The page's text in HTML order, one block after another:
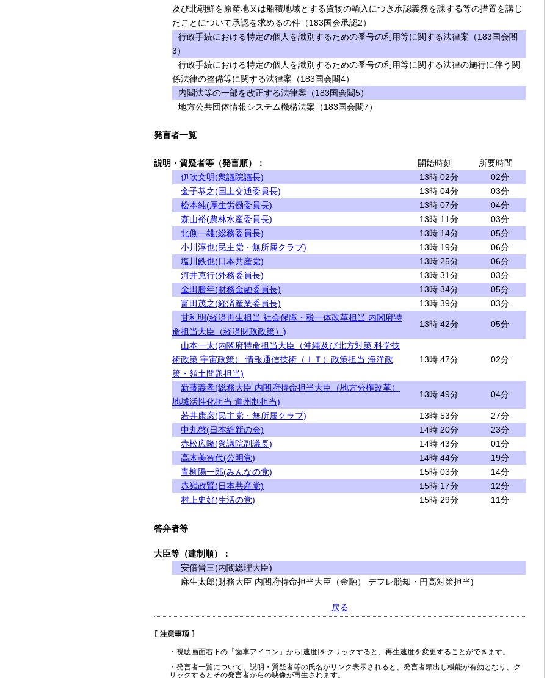
及び北朝鮮を原産地又は船積地域とする貨物の輸入につき承認義務を課する等の措置を講じ
たことについて承認を求めるの件（183国会承認2）
行政手続における特定の個人を識別するための番号の利用等に関する法律案（183国会閣
3）
行政手続における特定の個人を識別するための番号の利用等に関する法律の施行に伴う関
係法律の整備等に関する法律案（183国会閣4）
内閣法等の一部を改正する法律案（183国会閣5）
地方公共団体情報システム機構法案（183国会閣7）
発言者一覧
説明・質疑者等（発言順）： 開始時刻
所要時間
伊吹文明(衆議院議長)
13時 02分
02分
金子恭之(国土交通委員長)
13時 04分
03分
松本純(厚生労働委員長)
13時 07分
04分
森山裕(農林水産委員長)
13時 11分
03分
北側一雄(総務委員長)
13時 14分
05分
小川淳也(民主党・無所属クラブ)
13時 19分
06分
塩川鉄也(日本共産党)
13時 25分
06分
河井克行(外務委員長)
13時 31分
03分
金田勝年(財務金融委員長)
13時 34分
05分
富田茂之(経済産業委員長)
13時 39分
03分
甘利明(経済再生担当 社会保障・税一体改革担当 内閣府特
命担当大臣（経済財政政策）)
13時 42分 05分
山本一太(内閣府特命担当大臣（沖縄及び北方対策 科学技
術政策 宇宙政策） 情報通信技術（ＩＴ）政策担当 海洋政
策・領土問題担当)
13時 47分 02分
新藤義孝(総務大臣 内閣府特命担当大臣（地方分権改革）
地域活性化担当 道州制担当)
13時 49分 04分
若井康彦(民主党・無所属クラブ) 13時 53分
27分
中丸啓(日本維新の会)
14時 20分
23分
赤松広隆(衆議院副議長)
14時 43分
01分
高木美智代(公明党)
14時 44分
19分
青柳陽一郎(みんなの党)
15時 03分
14分
赤嶺政賢(日本共産党)
15時 17分
12分
村上史好(生活の党)
15時 29分 11分
答弁者等
大臣等（建制順）：
安倍晋三(内閣総理大臣)
麻生太郎(財務大臣 内閣府特命担当大臣（金融） デフレ脱却・円高対策担当)
戻る
・視聴画面右下の「歯車アイコン」から[速度]をクリックすると、再生速度を変更することができます。
・発言者一覧について、説明・質疑者等の氏名がリンク表示されると、発言者頭出し機能が有効となり、ク
リックするとその発言者からの映像が再生されます。